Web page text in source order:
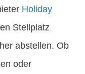
Holiday
Stellplatz
abstellen. Ob
oder